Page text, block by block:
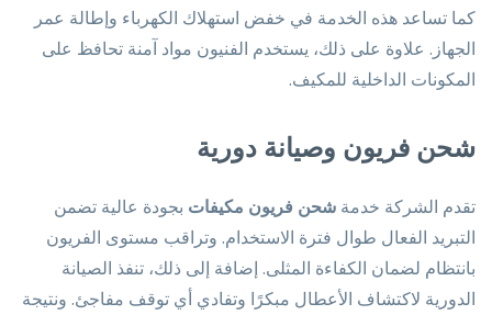
كما تساعد هذه الخدمة في خفض استهلاك الكهرباء وإطالة عمر
الجهاز. علاوة على ذلك، يستخدم الفنيون مواد آمنة تحافظ على
المكونات الداخلية للمكيف.
شحن فريون وصيانة دورية
تقدم الشركة خدمة شحن فريون مكيفات بجودة عالية تضمن
التبريد الفعال طوال فترة الاستخدام. وتراقب مستوى الفريون
بانتظام لضمان الكفاءة المثلى. إضافة إلى ذلك، تنفذ الصيانة
الدورية لاكتشاف الأعطال مبكرًا وتفادي أي توقف مفاجئ. ونتيجة